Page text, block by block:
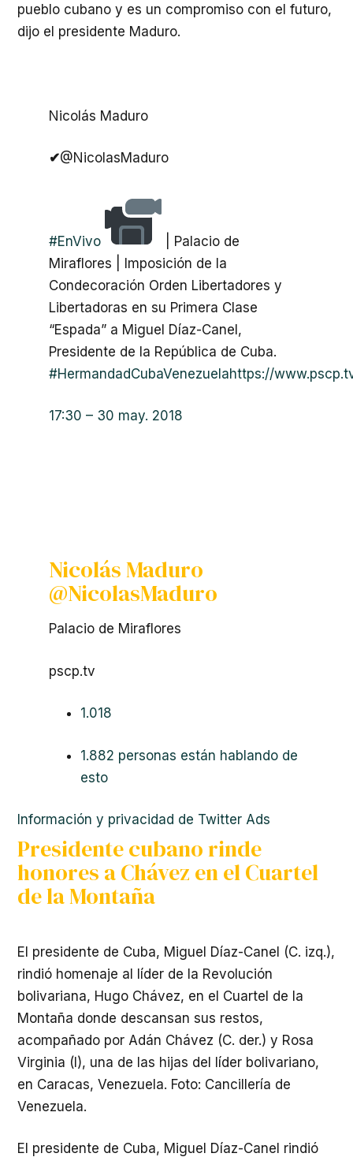
pueblo cubano y es un compromiso con el futuro,
dijo el presidente Maduro.
Nicolás Maduro
✔@NicolasMaduro
#EnVivo
| Palacio de
Miraflores | Imposición de la
Condecoración Orden Libertadores y
Libertadoras en su Primera Clase
“Espada” a Miguel Díaz-Canel,
Presidente de la República de Cuba.
#HermandadCubaVenezuelahttps://www.
17:30 – 30 may. 2018
Nicolás Maduro
@NicolasMaduro
Palacio de Miraflores
pscp.tv
1.018
1.882 personas están hablando de
esto
Información y privacidad de Twitter Ads
Presidente cubano rinde
honores a Chávez en el Cuartel
de la Montaña
El presidente de Cuba, Miguel Díaz-Canel (C. izq.),
rindió homenaje al líder de la Revolución
bolivariana, Hugo Chávez, en el Cuartel de la
Montaña donde descansan sus restos,
acompañado por Adán Chávez (C. der.) y Rosa
Virginia (I), una de las hijas del líder bolivariano,
en Caracas, Venezuela. Foto: Cancillería de
Venezuela.
El presidente de Cuba, Miguel Díaz-Canel rindió